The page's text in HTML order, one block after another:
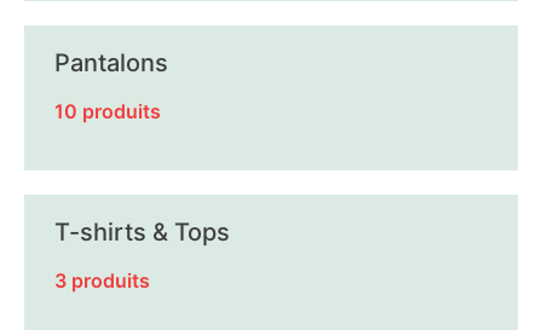
Pantalons
10 produits
T-shirts & Tops
3 produits